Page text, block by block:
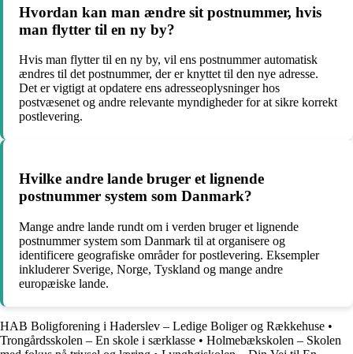
Hvordan kan man ændre sit postnummer, hvis
man flytter til en ny by?
Hvis man flytter til en ny by, vil ens postnummer automatisk
ændres til det postnummer, der er knyttet til den nye adresse.
Det er vigtigt at opdatere ens adresseoplysninger hos
postvæsenet og andre relevante myndigheder for at sikre korrekt
postlevering.
Hvilke andre lande bruger et lignende
postnummer system som Danmark?
Mange andre lande rundt om i verden bruger et lignende
postnummer system som Danmark til at organisere og
identificere geografiske områder for postlevering. Eksempler
inkluderer Sverige, Norge, Tyskland og mange andre
europæiske lande.
HAB Boligforening i Haderslev – Ledige Boliger og Rækkehuse •
Trongårdsskolen – En skole i særklasse • Holmebækskolen – Skolen